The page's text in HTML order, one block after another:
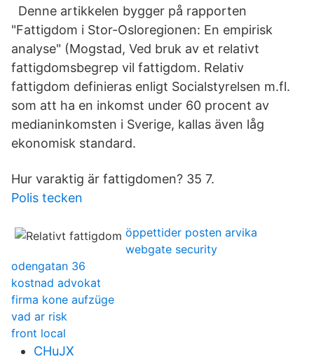
Denne artikkelen bygger på rapporten
"Fattigdom i Stor-Osloregionen: En empirisk
analyse" (Mogstad, Ved bruk av et relativt
fattigdomsbegrep vil fattigdom. Relativ
fattigdom definieras enligt Socialstyrelsen m.fl.
som att ha en inkomst under 60 procent av
medianinkomsten i Sverige, kallas även låg
ekonomisk standard.
Hur varaktig är fattigdomen? 35 7.
Polis tecken
öppettider posten arvika
webgate security
odengatan 36
kostnad advokat
firma kone aufzüge
vad ar risk
front local
CHuJX